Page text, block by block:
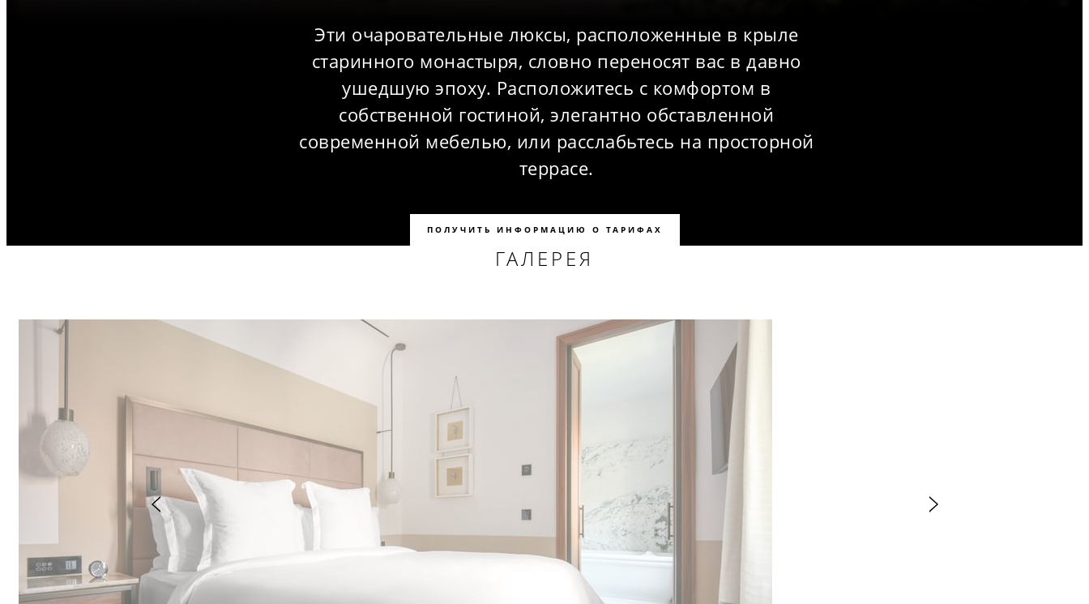
Эти очаровательные люксы, расположенные в крыле
старинного монастыря, словно переносят вас в давно
ушедшую эпоху. Расположитесь с комфортом в
собственной гостиной, элегантно обставленной
современной мебелью, или расслабьтесь на просторной
террасе.
ПОЛУЧИТЬ ИНФОРМАЦИЮ О ТАРИФАХ
ГАЛЕРЕЯ